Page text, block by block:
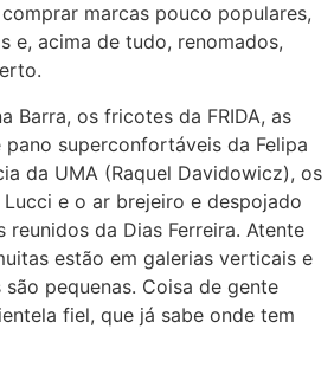
marcas pouco populares,
e, acima de tudo, renomados,
Barra, os fricotes da FRIDA, as
superconfortáveis da Felipa
da UMA (Raquel Davidowicz), os
e o ar brejeiro e despojado
reunidos da Dias Ferreira. Atente
estão em galerias verticais e
pequenas. Coisa de gente
fiel, que já sabe onde tem